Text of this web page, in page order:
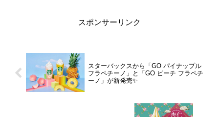
スポンサーリンク
スターバックスから「GO パイナップル
フラペチーノ」と「GO ピーチ フラペチ
ーノ」が新発売✨